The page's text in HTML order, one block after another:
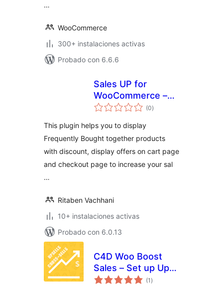
…
WooCommerce
300+ instalaciones activas
Probado con 6.6.6
Sales UP for
WooCommerce –
Boost Your sales
(0total
de
)
This plugin helps you to display
Frequently Bought together products
with discount, display offers on cart page
and checkout page to increase your sal
…
Ritaben Vachhani
10+ instalaciones activas
Probado con 6.0.13
C4D Woo Boost
Sales – Set up Up-
Sells & Cross-Sells
(1 total
de
)